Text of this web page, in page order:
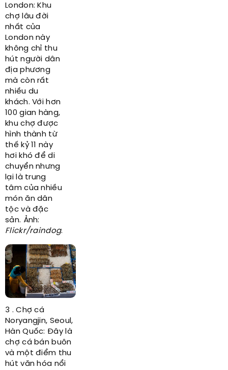
London: Khu
chợ lâu đời
nhất của
London này
không chỉ thu
hút người dân
địa phương
mà còn rất
nhiều du
khách. Với hơn
100 gian hàng,
khu chợ được
hình thành từ
thế kỷ 11 này
hơi khó để di
chuyển nhưng
lại là trung
tâm của nhiều
món ăn dân
tộc và đặc
sản. Ảnh:
Flickr/raindog.
3 . Chợ cá
Noryangjin, Seoul,
Hàn Quốc: Đây là
chợ cá bán buôn
và một điểm thu
hút văn hóa nổi